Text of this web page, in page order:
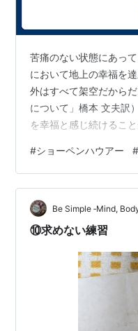
苦痛のない状態にあっ
において地上の幸福を
外はすべて架空だから
について」橋本 文夫訳
を幸福と感じ続けるこ
「苦痛のない状態」を
幸感ではなく本物の不
る。 その後、この現実
は「幸福」を感じる。
ん最初の「苦痛のない
#ショーペンハウアー
Be Simple ‐Mind,
⑩求めない練習